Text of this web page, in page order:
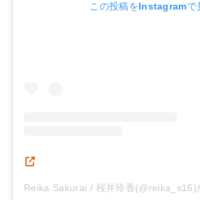
この投稿をInstagramで